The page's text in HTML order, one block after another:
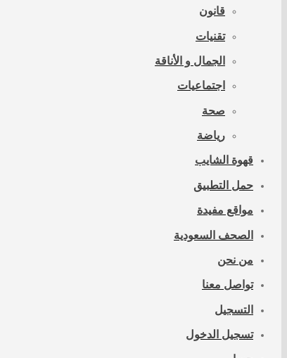
قانون
تقنيات
الجمال و الأناقة
اجتماعيات
صحة
رياضة
قهوة الشايب
حمل التطبيق
مواقع مفيدة
الصحف السعودية
من نحن
تواصل معنا
التسجيل
تسجيل الدخول